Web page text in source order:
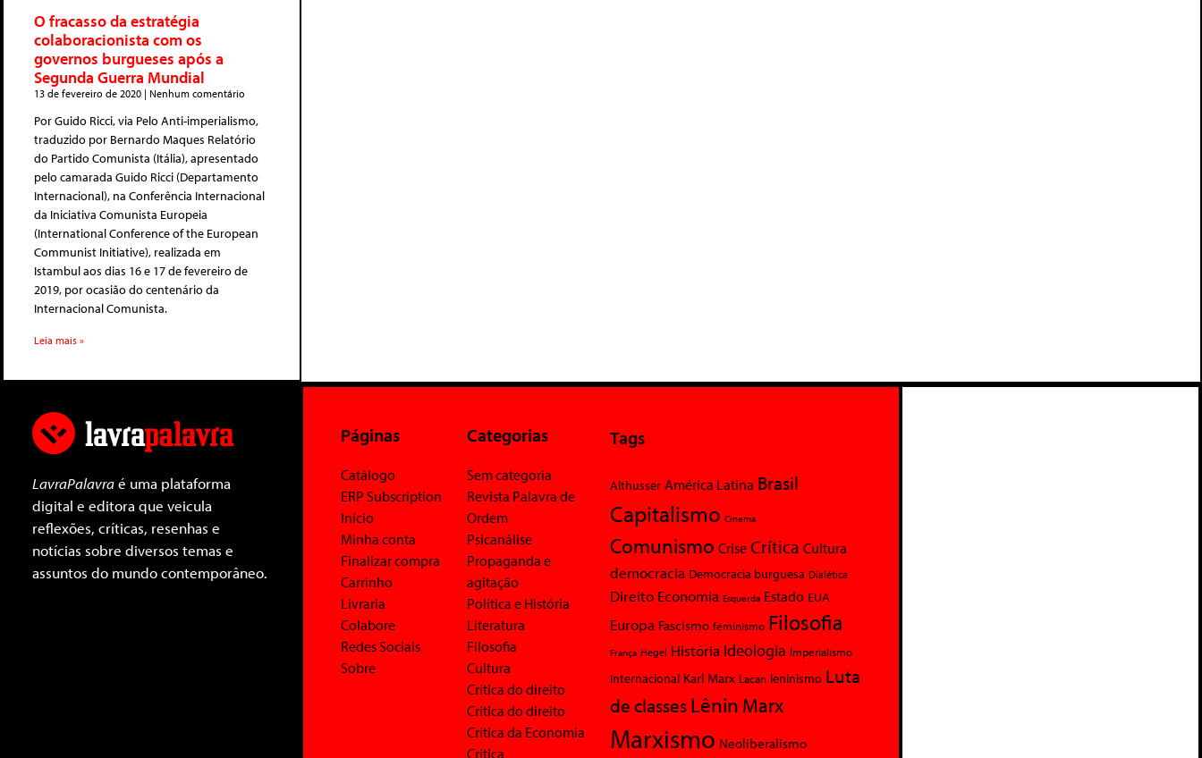
O fracasso da estratégia
colaboracionista com os
governos burgueses após a
Segunda Guerra Mundial
13 de fevereiro de 2020 Nenhum comentário
Por Guido Ricci, via Pelo Anti-imperialismo,
traduzido por Bernardo Maques Relatório
do Partido Comunista (Itália), apresentado
pelo camarada Guido Ricci (Departamento
Internacional), na Conferência Internacional
da Iniciativa Comunista Europeia
(International Conference of the European
Communist Initiative), realizada em
Istambul aos dias 16 e 17 de fevereiro de
2019, por ocasião do centenário da
Internacional Comunista.
Leia mais »
LavraPalavraé uma plataforma
digital e editora que veicula
reflexões, críticas, resenhas e
notícias sobre diversos temas e
assuntos do mundo contemporâneo.
Páginas
Catálogo
ERP Subscription
Início
Minha conta
Finalizar compra
Carrinho
Livraria
Colabore
Redes Sociais
Sobre
Categorias
Sem categoria
Revista Palavra de
Ordem
Psicanálise
Propaganda e
agitação
Política e História
Literatura
Filosofia
Cultura
Crítica do direito
Crítica do direito
Crítica da Economia
Crítica
Tags
Althusser América Latina Brasil
Capitalismo Cinema
Comunismo Crise Crítica Cultura
democracia Democracia burguesa Dialética
Direito Economia Esquerda Estado EUA
Europa Fascismo feminismo Filosofia
França Hegel História Ideologia Imperialismo
Internacional Karl Marx Lacan leninismo Luta
de classesLênin Marx
Marxismo Neoliberalismo